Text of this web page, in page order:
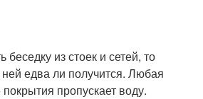
беседку из стоек и сетей, то
едва ли получится. Любая
покрытия пропускает воду.